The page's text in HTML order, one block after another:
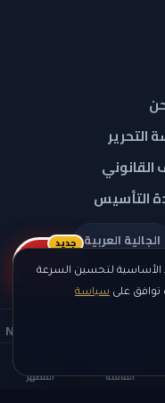
القائمة المظهر
الأساسية لتحسين السرعة
توافق على سياسة
التحرير
القانوني
التأسيس
الجالية العربية
— جميع الحقوق محفوظة — NEW YORK NEWS
ريلز
جديد